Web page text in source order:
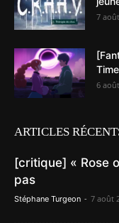
7
6
ARTICLES
[critique] « Rose
pas
Stéphane Turgeon - 7 août